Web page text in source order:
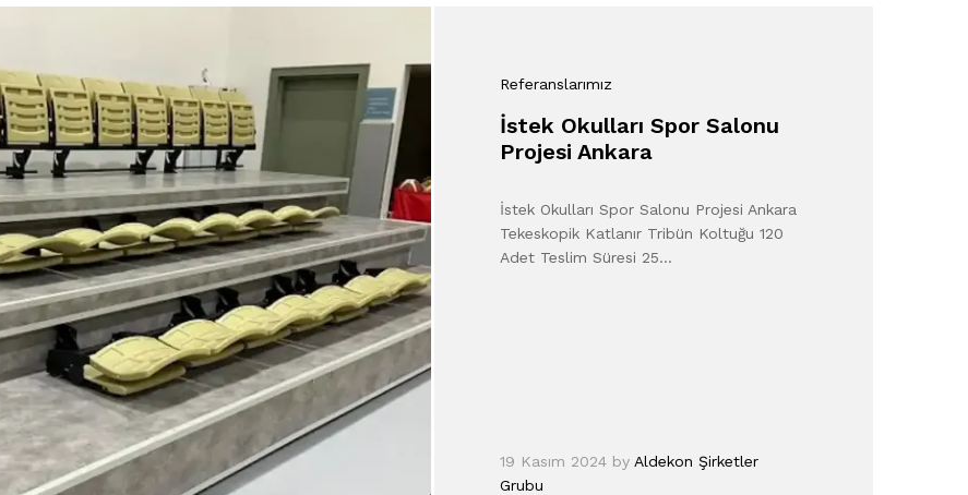
Referanslarımız
İstek Okulları Spor Salonu
Projesi Ankara
İstek Okulları Spor Salonu Projesi Ankara
Tekeskopik Katlanır Tribün Koltuğu 120
Adet Teslim Süresi 25…
19 Kasım 2024 by Aldekon Şirketler
Grubu